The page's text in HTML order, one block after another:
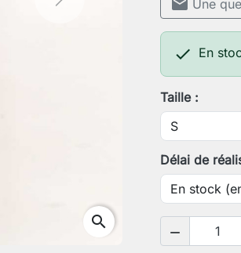
Next
search
mail Une
 En
Taille :
Délai de
